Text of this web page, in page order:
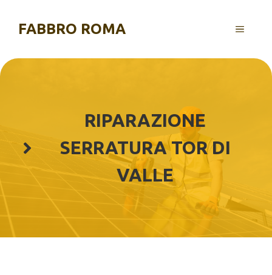
contenuto
FABBRO ROMA MENU
RIPARAZIONE
SERRATURA TOR DI
VALLE